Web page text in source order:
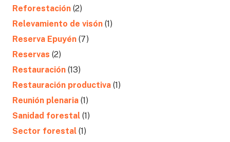
Reforestación (2)
Relevamiento de visón (1)
Reserva Epuyén (7)
Reservas (2)
Restauración (13)
Restauración productiva (1)
Reunión plenaria (1)
Sanidad forestal (1)
Sector forestal (1)